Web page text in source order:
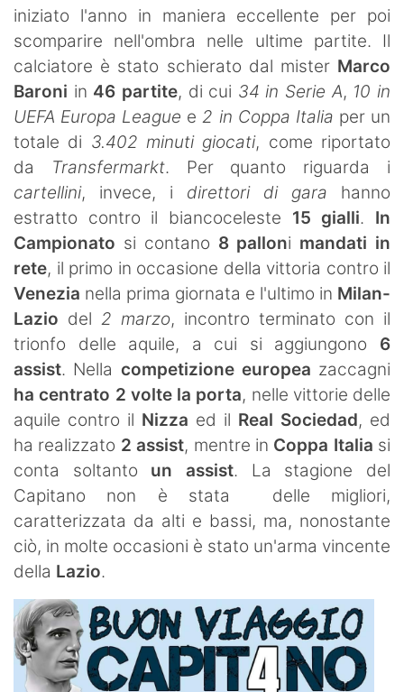
iniziato l'anno in maniera eccellente per poi
scomparire nell'ombra nelle ultime partite. Il
calciatore è stato schierato dal mister Marco
Baroni in 46 partite, di cui 34 in Serie A, 10 in
UEFA Europa League e2 in Coppa Italia per un
totale di 3.402 minuti giocati, come riportato
da Transfermarkt. Per quanto riguarda i
cartellini, invece, i direttori di gara hanno
estratto contro il biancoceleste 15 gialli. In
Campionato si contano 8 palloni mandati in
rete, il primo in occasione della vittoria contro il
Venezia nella prima giornata e l'ultimo in Milan-
Lazio del 2 marzo, incontro terminato con il
trionfo delle aquile, a cui si aggiungono 6
assist. Nella competizione europea zaccagni
ha centrato 2 volte la porta, nelle vittorie delle
aquile contro il Nizza ed il Real Sociedad, ed
ha realizzato 2 assist, mentre in Coppa Italia si
conta soltanto un assist. La stagione del
Capitano non è stata delle migliori,
caratterizzata da alti e bassi, ma, nonostante
ciò, in molte occasioni è stato un'arma vincente
della Lazio.